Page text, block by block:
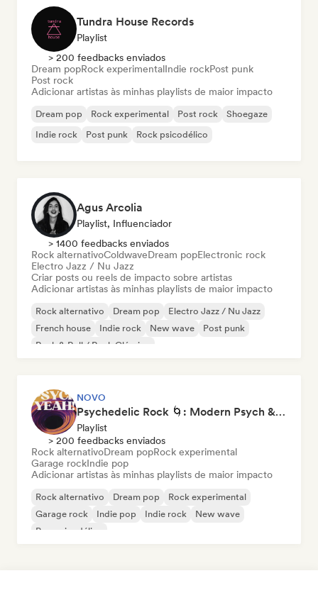
Tundra House Records
Playlist
> 200 feedbacks enviados
Dream popRock experimentalIndie rockPost punk
Post rock
Adicionar artistas às minhas playlists de maior impacto
Dream pop Rock experimental Post rock
Shoegaze
Indie rock
Post punk Rock psicodélico
Agus Arcolia
Playlist, Influenciador
> 1400 feedbacks enviados
Rock alternativoColdwaveDream popElectronic rock
Electro Jazz / Nu Jazz
Criar posts ou reels de impacto sobre artistas
Adicionar artistas às minhas playlists de maior impacto
Rock alternativo Dream pop
Electro Jazz / Nu Jazz
French house
Indie rock New wave
Post punk
Rock & Roll / Rock Clássico
NOVO
Psychedelic Rock 🌀: Modern Psych & Turkish Vibes
Playlist
> 200 feedbacks enviados
Rock alternativoDream popRock experimental
Garage rockIndie pop
Adicionar artistas às minhas playlists de maior impacto
Rock alternativo Dream pop
Rock experimental
Garage rock
Indie pop Indie rock
New wave
Pop psicodélico